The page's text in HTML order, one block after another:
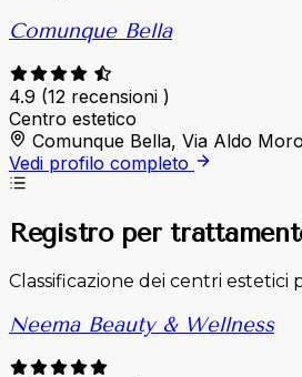
Comunque Bella
4.9 (12 recensioni )
Centro estetico
Comunque Bella, Via Aldo
Vedi profilo completo
Registro per
Classificazione dei centri
Neema Beauty & Wellness